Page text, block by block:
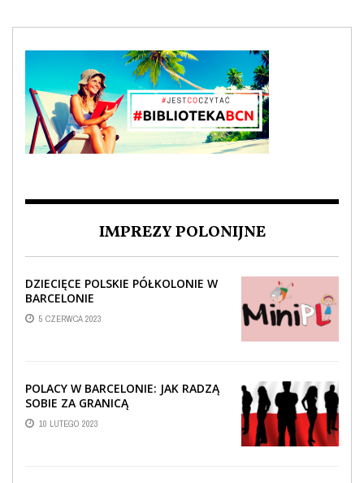
IMPREZY POLONIJNE
DZIECIĘCE POLSKIE PÓŁKOLONIE W
BARCELONIE
5 CZERWCA 2023
POLACY W BARCELONIE: JAK RADZĄ
SOBIE ZA GRANICĄ
10 LUTEGO 2023